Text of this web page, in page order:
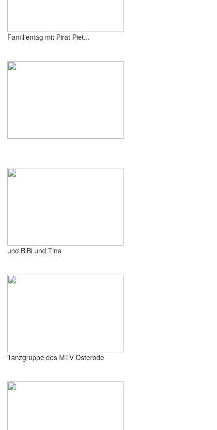
Familientag mit Pirat Piet...
und BiBi und Tina
Tanzgruppe des MTV Osterode